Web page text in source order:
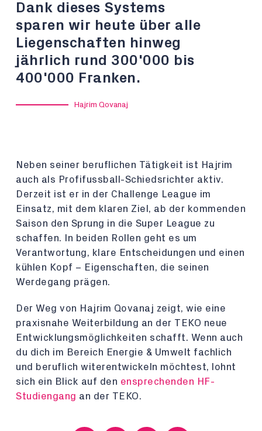
Dank dieses Systems
sparen wir heute über alle
Liegenschaften hinweg
jährlich rund 300'000 bis
400'000 Franken.
Hajrim Qovanaj
Neben seiner beruflichen Tätigkeit ist Hajrim
auch als Profifussball-Schiedsrichter aktiv.
Derzeit ist er in der Challenge League im
Einsatz, mit dem klaren Ziel, ab der kommenden
Saison den Sprung in die Super League zu
schaffen. In beiden Rollen geht es um
Verantwortung, klare Entscheidungen und einen
kühlen Kopf – Eigenschaften, die seinen
Werdegang prägen.
Der Weg von Hajrim Qovanaj zeigt, wie eine
praxisnahe Weiterbildung an der TEKO neue
Entwicklungsmöglichkeiten schafft. Wenn auch
du dich im Bereich Energie & Umwelt fachlich
und beruflich witerentwickeln möchtest, lohnt
sich ein Blick auf den ensprechenden HF-
Studiengang an der TEKO.